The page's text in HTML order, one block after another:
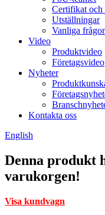
Certifikat och
Utställningar
Vanliga frågor
Video
Produktvideo
Företagsvideo
Nyheter
Kontakta oss
English
Denna produkt
varukorgen!
Visa kundvagn